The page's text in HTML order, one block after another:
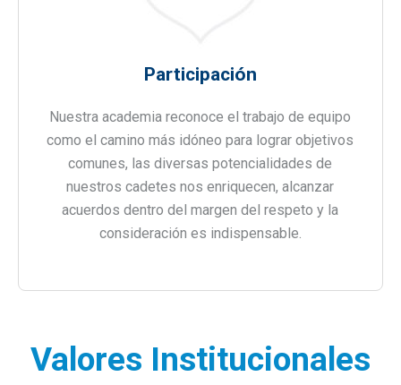
Participación
Nuestra academia reconoce el trabajo de equipo
como el camino más idóneo para lograr objetivos
comunes, las diversas potencialidades de
nuestros cadetes nos enriquecen, alcanzar
acuerdos dentro del margen del respeto y la
consideración es indispensable.
Valores Institucionales